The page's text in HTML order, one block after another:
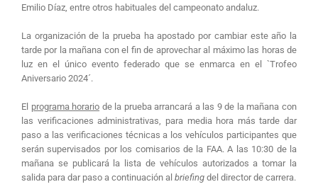
Emilio Díaz, entre otros habituales del campeonato andaluz.
La organización de la prueba ha apostado por cambiar este año la
tarde por la mañana con el fin de aprovechar al máximo las horas de
luz en el único evento federado que se enmarca en el `Trofeo
Aniversario 2024´.
El programa horario de la prueba arrancará a las 9 de la mañana con
las verificaciones administrativas, para media hora más tarde dar
paso a las verificaciones técnicas a los vehículos participantes que
serán supervisados por los comisarios de la FAA. A las 10:30 de la
mañana se publicará la lista de vehículos autorizados a tomar la
salida para dar paso a continuación al briefingdel director de carrera.